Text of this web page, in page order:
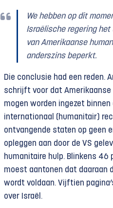
We hebben op dit
Israëlische regering
van Amerikaanse
anderszins beperkt.
Die conclusie had een reden.
schrijft voor dat
mogen worden ingezet
internationaal (humanitair)
ontvangende staten op geen
opleggen aan door de VS
humanitaire hulp. Blinkens 46
moest aantonen dat daaraan
wordt voldaan. Vijftien
over Israël.